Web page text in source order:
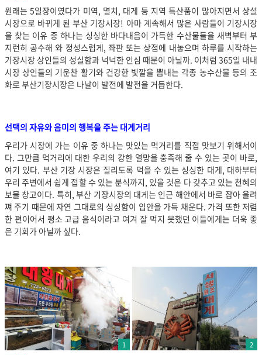
원래는 5일장이였다가 미역, 멸치, 대게 등 지역 특산품이 많아지면서 상설
시장으로 바뀌게 된 부산 기장시장! 아마 계속해서 많은 사람들이 기장시장
을 찾는 이유 중 하나는 싱싱한 바다내음이 가득한 수산물들을 새벽부터 부
지런히 공수해 와 정성스럽게, 좌판 또는 상점에 내놓으며 하루를 시작하는
기장시장 상인들의 성실함과 넉넉한 인심 때문이 아닐까. 이처럼 365일 내내
시장 상인들의 기운찬 활기와 건강한 빛깔을 뽐내는 각종 농수산물 등의 조
화로 부산기장시장은 나날이 발전에 발전을 거듭한다.
선택의 자유와 음미의 행복을 주는 대게거리
우리가 시장에 가는 이유 중 하나는 맛있는 먹거리를 직접 맛보기 위해서이
다. 그만큼 먹거리에 대한 우리의 강한 열망을 충족해 줄 수 있는 곳이 바로,
여기 있다. 부산 기장 시장은 질리도록 먹을 수 있는 싱싱한 대게, 대하부터
우리 주변에서 쉽게 접할 수 있는 분식까지, 있을 것은 다 갖추고 있는 천혜의
보물 창고이다. 특히, 부산 기장시장의 대게는 인근 해안에서 바로 잡아 올려
쪄 주기 때문에 자연 그대로의 싱싱함이 입안을 가득 채운다. 가격 또한 저렴
한 편이어서 평소 고급 음식이라고 여겨 잘 먹지 못했던 이들에게는 더욱 좋
은 기회가 아닐까 싶다.
1
2